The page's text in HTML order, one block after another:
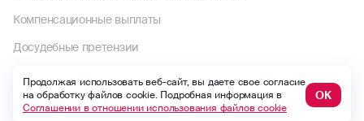
Компенсационные выплаты
Досудебные претензии
Раскрытие информации
Пользовательское соглашение
Продолжая использовать веб-сайт, вы даете свое согласие
на обработку файлов cookie. Подробная информация в
Соглашении в отношении использования файлов cookie
ОК